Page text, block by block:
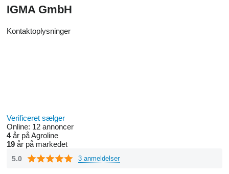
IGMA GmbH
Kontaktoplysninger
Verificeret sælger
Online: 12 annoncer
4år på Agroline
19 år på markedet
5.0 3 anmeldelser